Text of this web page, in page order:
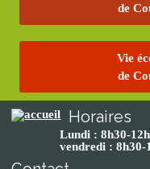
de
Vie
de
Horaires
Lundi : 8h30-
vendredi : 8h30-